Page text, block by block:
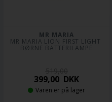
MR MARIA
MR MARIA LION FIRST LIGHT
BØRNE BATTERILAMPE
399,00 DKK
Varen er på lager